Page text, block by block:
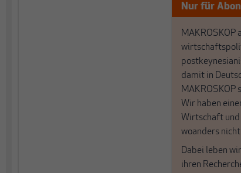
Nur für
MAKROSKOP
damit in
MAKROSKOP
Wir haben
Wirtschaft und
woanders
Dabei leben
ihren